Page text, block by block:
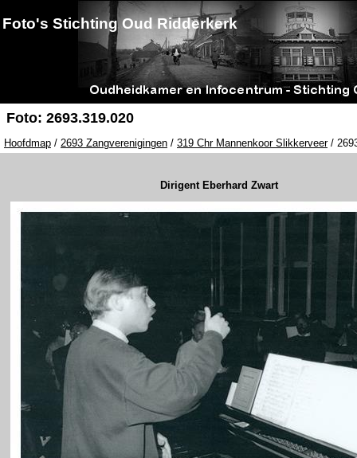
Foto's Stichting Oud Ridderkerk
Foto: 2693.319.020
Hoofdmap / 2693 Zangverenigingen / 319 Chr Mannenkoor Slikkerveer/
Dirigent Eberhard Zwart